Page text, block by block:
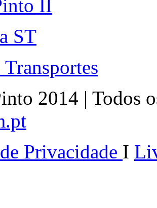
II
ST
Transportes
2014 | Todos
Privacidade I